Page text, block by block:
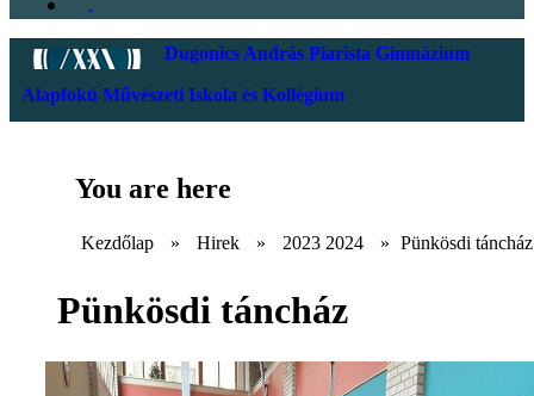
Dugonics András Piarista Gimnázium
Alapfokú Művészeti Iskola és Kollégium
You are here
Kezdőlap » Hirek » 2023 2024 » Pünkösdi táncház
Pünkösdi táncház